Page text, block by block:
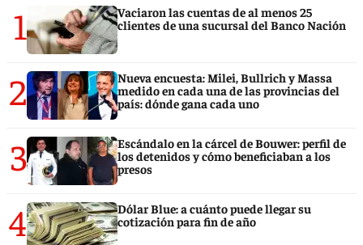
1
Vaciaron las cuentas de al menos 25
clientes de una sucursal del Banco Nación
2
Nueva encuesta: Milei, Bullrich y Massa
medido en cada una de las provincias del
país: dónde gana cada uno
3
Escándalo en la cárcel de Bouwer: perfil de
los detenidos y cómo beneficiaban a los
presos
4
Dólar Blue: a cuánto puede llegar su
cotización para fin de año